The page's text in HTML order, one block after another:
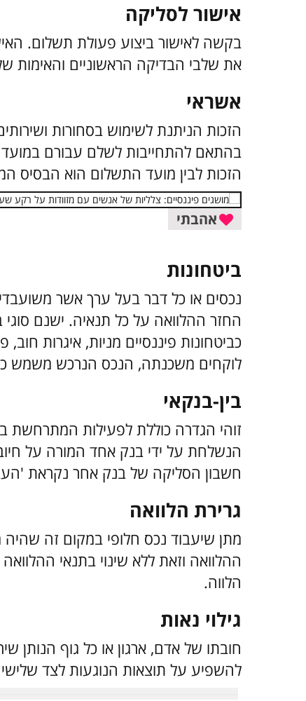
אישור לסליקה
בקשה לאישור ביצוע פעולת תשלום.
את שלבי הבדיקה הראשוניים והאימות
אשראי
הזכות הניתנת לשימוש בסחורות
בהתאם להתחייבות לשלם עבורם
הזכות לבין מועד התשלום הוא הבסיס
אהבתי
ביטחונות
נכסים או כל דבר בעל ערך אשר
החזר ההלוואה על כל תנאיה. ישנם
כביטחונות פיננסיים מניות, איגרות
לוקחים משכנתה, הנכס הנרכש משמש
בין-בנקאי
זוהי הגדרה כוללת לפעילות המתרחשת
הנשלחת על ידי בנק אחד המורה על
חשבון הסליקה של בנק אחר נקראת
גרירת הלוואה
מתן שיעבוד נכס חלופי במקום זה
ההלוואה וזאת ללא שינוי בתנאי
הלווה.​
גילוי נאות
חובתו של אדם, ארגון או כל גוף הנותן
להשפיע על תוצאות הנוגעות לצד